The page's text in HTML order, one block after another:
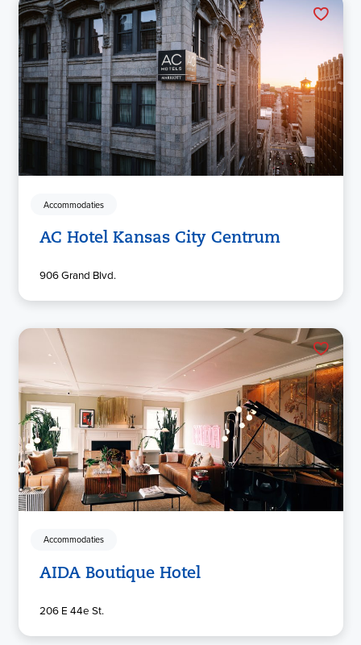
Accommodaties
AC Hotel Kansas City Centrum
906 Grand Blvd.
Accommodaties
AIDA Boutique Hotel
206 E 44e St.